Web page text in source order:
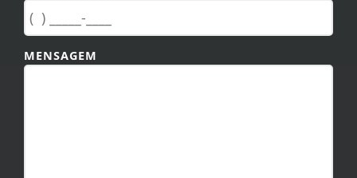
MENSAGEM